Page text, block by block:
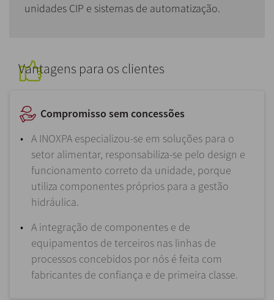
unidades CIP e sistemas de automatização.
Vantagens para os clientes
Compromisso sem concessões
A INOXPA especializou-se em soluções para o
setor alimentar, responsabiliza-se pelo design e
funcionamento correto da unidade, porque
utiliza componentes próprios para a gestão
hidráulica.
A integração de componentes e de
equipamentos de terceiros nas linhas de
processos concebidos por nós é feita com
fabricantes de confiança e de primeira classe.